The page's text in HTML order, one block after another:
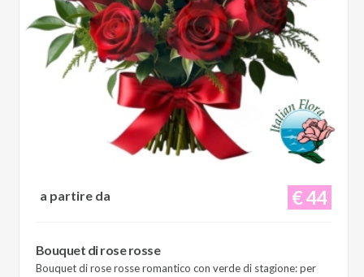
€ 44
a partire da
Bouquet di rose rosse
Bouquet di rose rosse romantico con verde di stagione: per